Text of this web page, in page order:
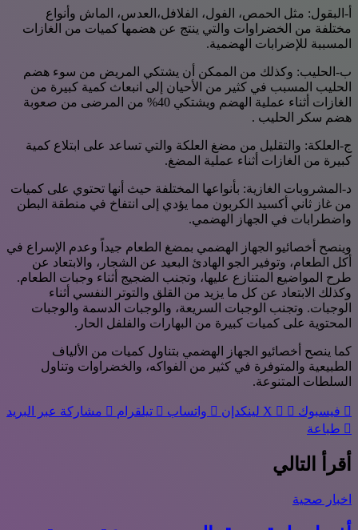
أ‌-البقول: مثل الحمص، الفول، الفلافل،العدس، الماش وأنواع
مختلفة من الخضراوات والتي ينتج عن هضمها كميات من الغازات
المسببة للإضرابات الهضمية.
ب‌-الحليب: وكذلك من الممكن أن يشتكي المريض من سوء هضم
الحليب المسبب في كثير من الأحيان إلى انبعاث كمية كبيرة من
الغازات أثناء عملية الهضم ويشتكي 40% من المرضى من صعوبة
هضم سكر الحليب .
ج‌-العلكة: والتقليل من مضغ العلكة والتي تساعد على ابتلاع كمية
كبيرة من الغازات أثناء عملية المضغ.
د‌-المشروبات الغازية: بأنواعها المختلفة حيث أنها تحتوي على كميات
من غاز ثاني أكسيد الكربون مما يؤدي إلى انتفاخ في منطقة البطن
واضطرابات في الجهاز الهضمي.
وينصح أخصائيو الجهاز الهضمي بمضغ الطعام جيداً وعدم الإسراع في
أكل الطعام، وتوفير الجو الهادئ البعيد عن الشجار، والابتعاد عن
طرح المواضيع المتنازع عليها، وتجنب الضجيج أثناء وجبات الطعام.
وكذلك الابتعاد عن كل ما يزيد من القلق والتوتر النفسي أثناء
الوجبات. وتجنب الوجبات السريعة، والوجبات الدسمة والوجبات
المحتوية على كميات كبيرة من البهارات والفلفل الحار.
كما ينصح أخصائيو الجهاز الهضمي بتناول كميات من الألياف
الطبيعية والمتوفرة في كثير من الفواكه، والخضراوات وتناول
السلطات المتنوعة.
فيسبوك ‫X لينكدإن واتساب تيلقرام
مشاركة عبر البريد
طباعة
أقرأ التالي
اخبار صحية